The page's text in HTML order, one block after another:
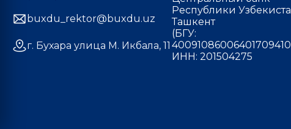
buxdu_rektor@buxdu.uz
г. Бухара улица М. Икбала, 11
Республики
Ташкент
(БГУ:
ИНН: 201504275